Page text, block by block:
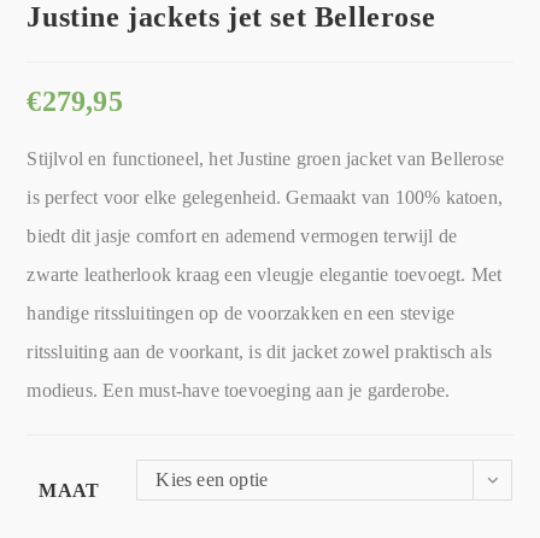
Justine jackets jet set Bellerose
€279,95
Stijlvol en functioneel, het Justine groen jacket van Bellerose
is perfect voor elke gelegenheid. Gemaakt van 100% katoen,
biedt dit jasje comfort en ademend vermogen terwijl de
zwarte leatherlook kraag een vleugje elegantie toevoegt. Met
handige ritssluitingen op de voorzakken en een stevige
ritssluiting aan de voorkant, is dit jacket zowel praktisch als
modieus. Een must-have toevoeging aan je garderobe.
MAAT
Kies een optie